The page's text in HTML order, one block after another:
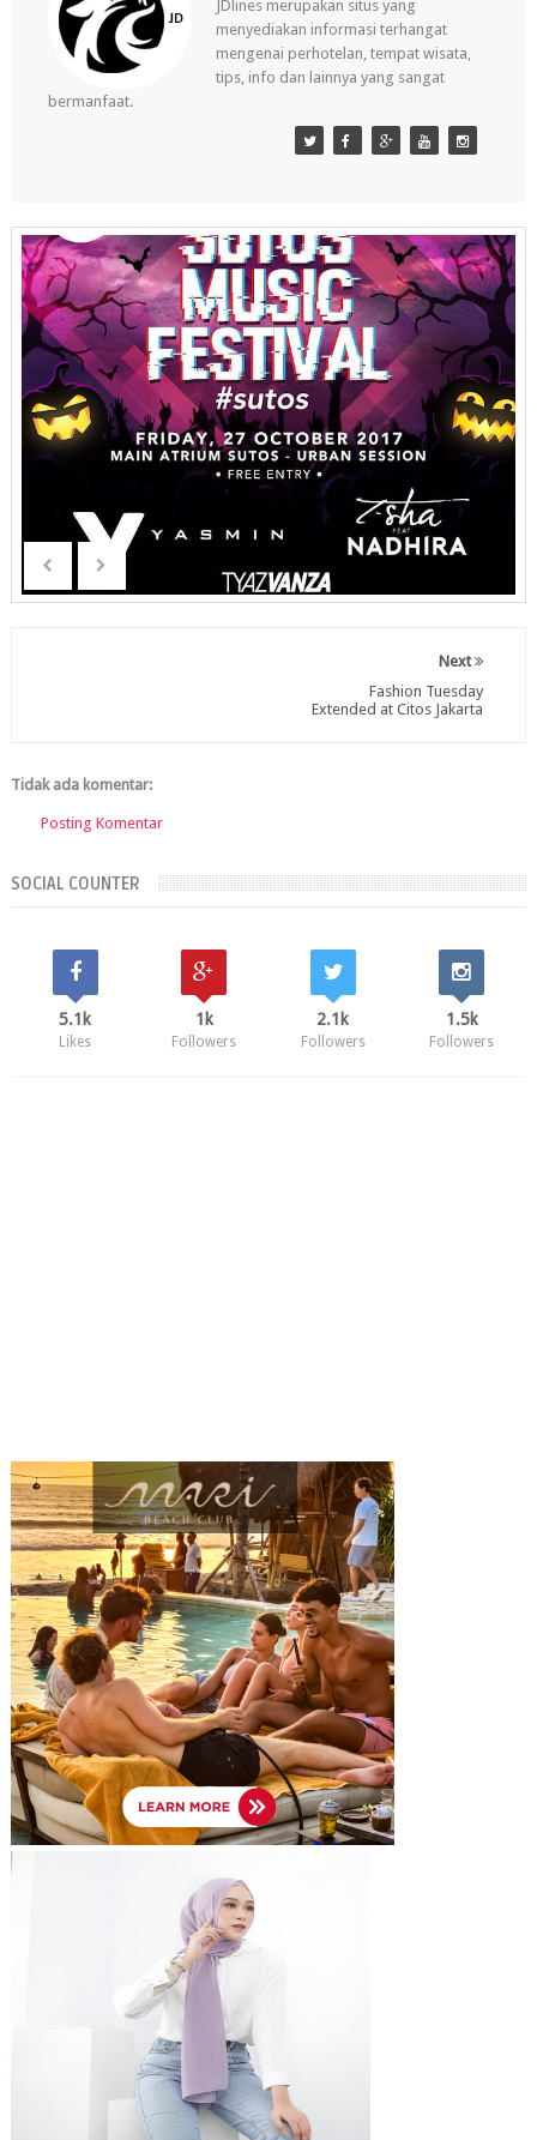
JDlines merupakan situs yang
menyediakan informasi terhangat
mengenai perhotelan, tempat wisata,
tips, info dan lainnya yang sangat
bermanfaat.
Next
Fashion Tuesday
Extended at Citos Jakarta
Tidak ada komentar:
Posting Komentar
SOCIAL COUNTER
5.1k
Likes
1k
Followers
2.1k
Followers
1.5k
Followers